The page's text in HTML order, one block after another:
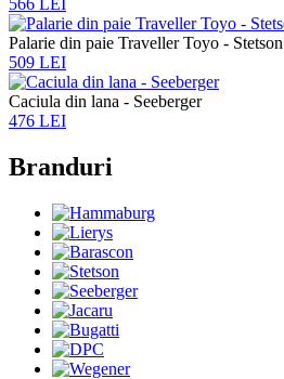
566 LEI
Palarie din paie Traveller Toyo - Stetson
509 LEI
Caciula din lana - Seeberger
476 LEI
Branduri